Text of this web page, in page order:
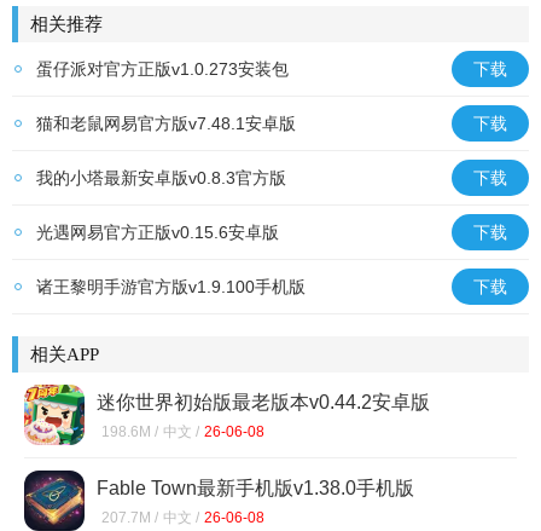
相关推荐
蛋仔派对官方正版v1.0.273安装包 下载
猫和老鼠网易官方版v7.48.1安卓版 下载
我的小塔最新安卓版v0.8.3官方版 下载
光遇网易官方正版v0.15.6安卓版 下载
诸王黎明手游官方版v1.9.100手机版 下载
相关APP
迷你世界初始版最老版本v0.44.2安卓版
198.6M / 中文 / 26-06-08
Fable Town最新手机版v1.38.0手机版
207.7M / 中文 / 26-06-08